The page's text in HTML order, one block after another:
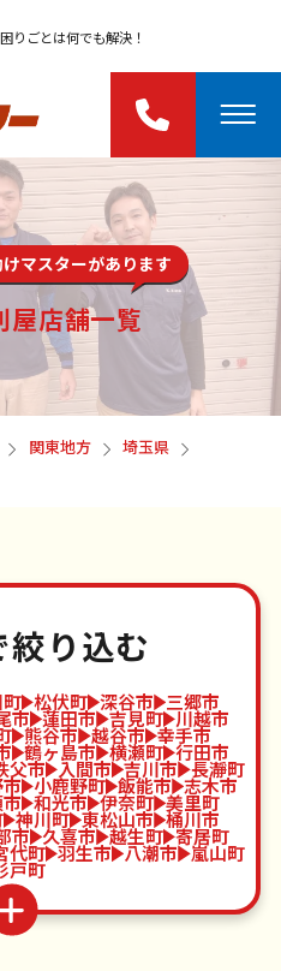
りごとは何でも解決！
マスターがあります
屋店舗一覧
関東地方
埼玉県
絞り込む
松伏町 深谷市 三郷市
市 蓮田市 吉見町 川越市
熊谷市 越谷市 幸手市
鶴ヶ島市 横瀬町 行田市
父市 入間市 吉川市 長瀞町
小鹿野町 飯能市 志木市
和光市 伊奈町 美里町
神川町 東松山市 桶川市
市 久喜市 越生町 寄居町
代町 羽生市 八潮市 嵐山町
戸町